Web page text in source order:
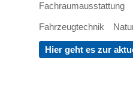
Fachraumausstattung
Fahrzeugtechnik
Hier geht es zur